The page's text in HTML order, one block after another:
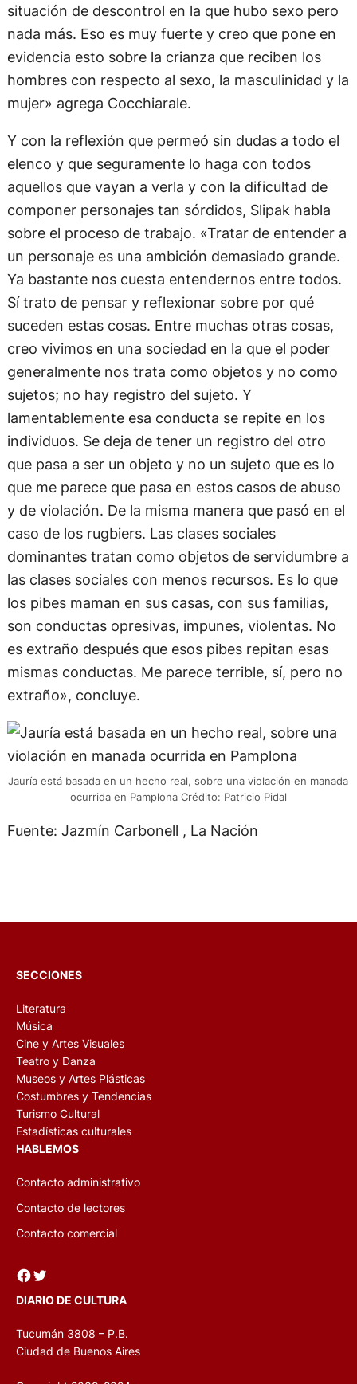
situación de descontrol en la que hubo sexo pero
nada más. Eso es muy fuerte y creo que pone en
evidencia esto sobre la crianza que reciben los
hombres con respecto al sexo, la masculinidad y la
mujer» agrega Cocchiarale.
Y con la reflexión que permeó sin dudas a todo el
elenco y que seguramente lo haga con todos
aquellos que vayan a verla y con la dificultad de
componer personajes tan sórdidos, Slipak habla
sobre el proceso de trabajo. «Tratar de entender a
un personaje es una ambición demasiado grande.
Ya bastante nos cuesta entendernos entre todos.
Sí trato de pensar y reflexionar sobre por qué
suceden estas cosas. Entre muchas otras cosas,
creo vivimos en una sociedad en la que el poder
generalmente nos trata como objetos y no como
sujetos; no hay registro del sujeto. Y
lamentablemente esa conducta se repite en los
individuos. Se deja de tener un registro del otro
que pasa a ser un objeto y no un sujeto que es lo
que me parece que pasa en estos casos de abuso
y de violación. De la misma manera que pasó en el
caso de los rugbiers. Las clases sociales
dominantes tratan como objetos de servidumbre a
las clases sociales con menos recursos. Es lo que
los pibes maman en sus casas, con sus familias,
son conductas opresivas, impunes, violentas. No
es extraño después que esos pibes repitan esas
mismas conductas. Me parece terrible, sí, pero no
extraño», concluye.
Jauría está basada en un hecho real, sobre una violación en manada
ocurrida en Pamplona Crédito: Patricio Pidal
Fuente: Jazmín Carbonell , La Nación
SECCIONES
Literatura
Música
Cine y Artes Visuales
Teatro y Danza
Museos y Artes Plásticas
Costumbres y Tendencias
Turismo Cultural
Estadísticas culturales
HABLEMOS
Contacto administrativo
Contacto de lectores
Contacto comercial
Facebook Twitter
DIARIO DE CULTURA
Tucumán 3808 – P.B.
Ciudad de Buenos Aires